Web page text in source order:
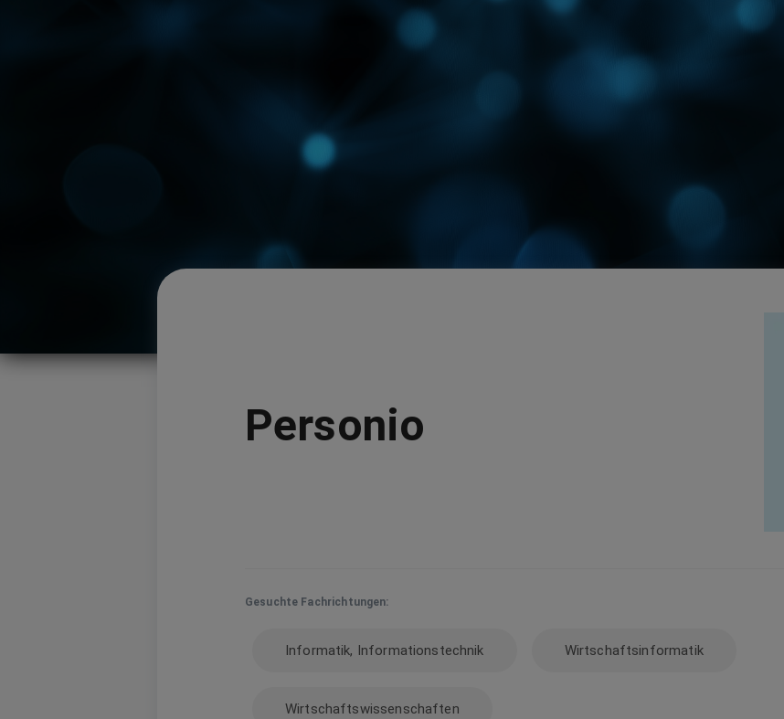
Personio
Gesuchte Fachrichtungen:
Informatik, Informationstechnik Wirtschaftsinformatik
Wirtschaftswissenschaften